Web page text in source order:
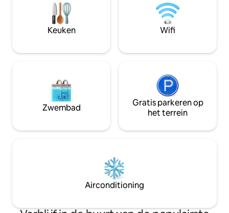
en neem het trottoir naar South Rec,
waar een shuttle je naar de campus
brengt. OF loop verder over Chucky
Mullins Dr., dat op wedstrijddag alleen
ontvangen!
Keuken Wifi
Zwembad
Gratis parkeren op
het terrein
Airconditioning